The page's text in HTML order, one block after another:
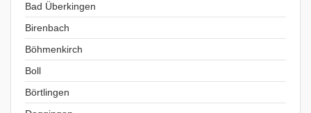
Bad Überkingen
Birenbach
Böhmenkirch
Boll
Börtlingen